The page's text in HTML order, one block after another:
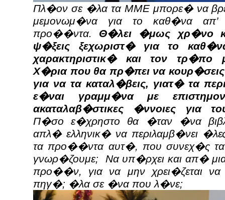
Πλ�ον σε �λα τα ΜΜΕ μπορε� να
μεμονωμ�να για το καθ�να απ’
προ��ντα. Θ�λει �μως χρ�νο
ψ�ξεις ξεχωριστ� για το
χαρακτηριστικ� και τον τρ�πο
Χ�ρια που θα πρ�πει να
για να τα καταλ�βεις, γιατ� τα
ε�ναι γραμμ�να με
ακαταλαβ�στικες �ννοιες για
Π�σο ε�χρηστο θα �ταν �να
απλ� ελληνικ� να περιλαμβ�νει
τα προ��ντα αυτ�, που συνεχ�ς
γνωρ�ζουμε; Να υπ�ρχει και απ�
προ��ν, για να μην χρει�ζεται
πηγ�; �λα σε �να που λ�νε;